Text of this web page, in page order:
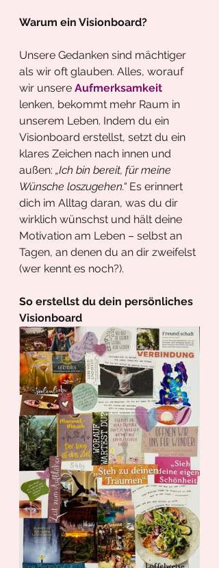
Warum ein Visionboard?
Unsere Gedanken sind mächtiger
als wir oft glauben. Alles, worauf
wir unsere Aufmerksamkeit
lenken, bekommt mehr Raum in
unserem Leben. Indem du ein
Visionboard erstellst, setzt du ein
klares Zeichen nach innen und
außen: „Ich bin bereit, für meine
Wünsche loszugehen.“ Es erinnert
dich im Alltag daran, was du dir
wirklich wünschst und hält deine
Motivation am Leben – selbst an
Tagen, an denen du an dir zweifelst
(wer kennt es noch?).
So erstellst du dein persönliches
Visionboard